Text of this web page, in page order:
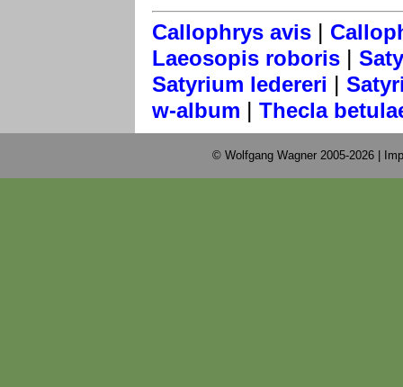
Callophrys avis |
Laeosopis roboris |
Satyrium ledereri |
w-album | Thecla
© Wolfgang Wagner 2005-2026 |